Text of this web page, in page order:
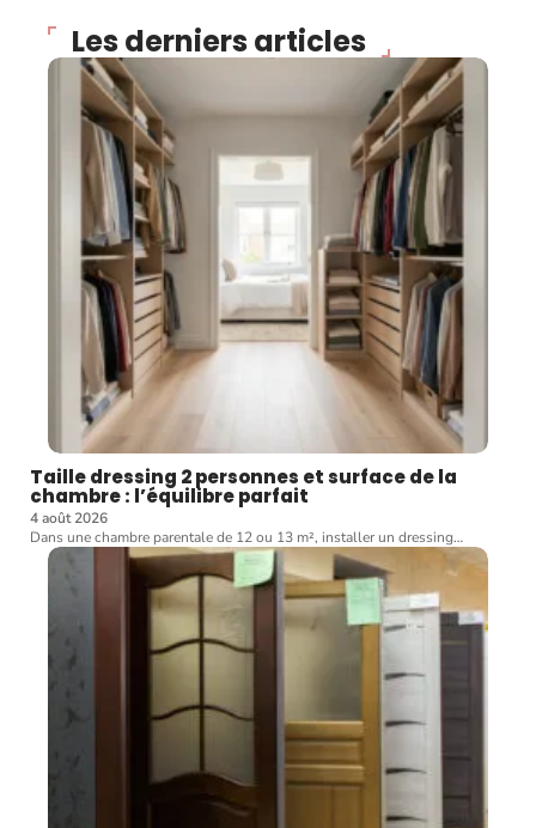
Les derniers articles
Taille dressing 2 personnes et surface de la
chambre : l’équilibre parfait
4 août 2026
Dans une chambre parentale de 12 ou 13 m², installer un dressing…